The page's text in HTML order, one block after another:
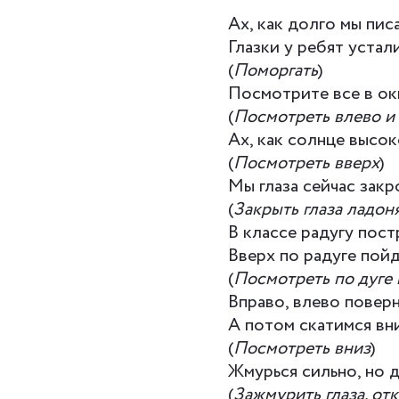
Ах, как долго мы
Глазки у ребят
(Поморгать)
Посмотрите все в
(Посмотреть влево
Ах, как солнце
(Посмотреть вверх)
Мы глаза сейчас
(Закрыть глаза
В классе радугу
Вверх по радуге
(Посмотреть по
Вправо, влево
А потом скатимся
(Посмотреть вниз)
Жмурься сильно, но